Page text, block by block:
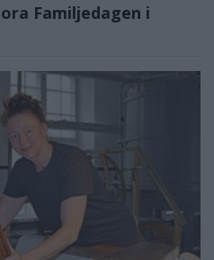
Familjedagen i